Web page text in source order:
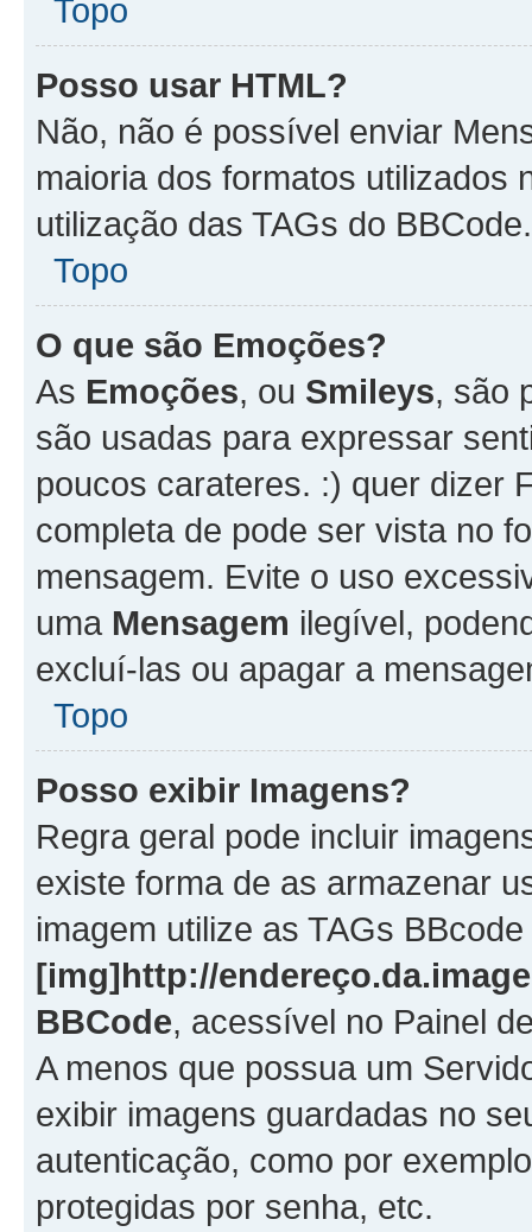
Topo
Posso usar HTML?
Não, não é possível enviar
maioria dos formatos utilizados
utilização das TAGs do BBCode.
Topo
O que são Emoções?
As Emoções, ou Smileys, são
são usadas para expressar
poucos carateres. :) quer dizer
completa de pode ser vista no
mensagem. Evite o uso
uma Mensagem ilegível,
excluí-las ou apagar a
Topo
Posso exibir Imagens?
Regra geral pode incluir
existe forma de as armazenar
imagem utilize as TAGs BBcode
[img]http://
BBCode, acessível no Painel
A menos que possua um
exibir imagens guardadas no
autenticação, como por
protegidas por senha, etc.